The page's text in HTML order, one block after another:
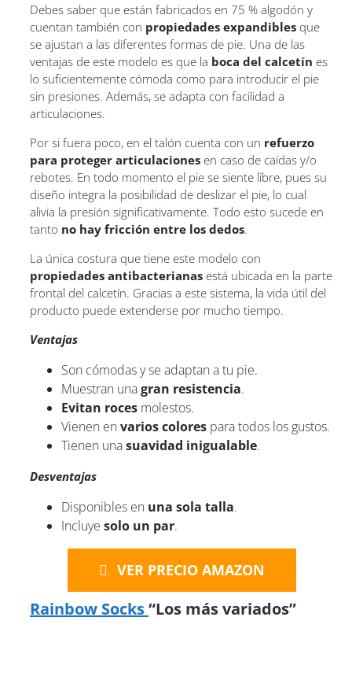
Debes saber que están fabricados en 75 % algodón y
cuentan también con propiedades expandiblesque
se ajustan a las diferentes formas de pie. Una de las
ventajas de este modelo es que la boca del calcetín es
lo suficientemente cómoda como para introducir el pie
sin presiones. Además, se adapta con facilidad a
articulaciones.
Por si fuera poco, en el talón cuenta con un refuerzo
para proteger articulacionesen caso de caídas y/o
rebotes. En todo momento el pie se siente libre, pues su
diseño integra la posibilidad de deslizar el pie, lo cual
alivia la presión significativamente. Todo esto sucede en
tanto no hay fricción entre los dedos.
La única costura que tiene este modelo con
propiedades antibacterianasestá ubicada en la parte
frontal del calcetín. Gracias a este sistema, la vida útil del
producto puede extenderse por mucho tiempo.
Ventajas
Son cómodas y se adaptan a tu pie.
Muestran unagran resistencia.
Evitan rocesmolestos.
Vienen envarios colorespara todos los gustos.
Tienen unasuavidad inigualable.
Desventajas
Disponibles en una sola talla.
Incluye solo un par.
VER PRECIO AMAZON
Rainbow Socks“Los más variados”